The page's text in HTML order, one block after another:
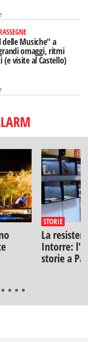
delle Musiche" a
omaggi, ritmi
(e visite al Castello)
STORIE
La
Intorre:
storie a